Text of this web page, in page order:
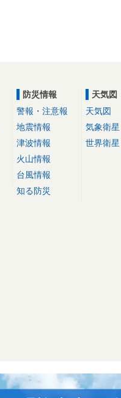
防災情報
警報・注意報
地震情報
津波情報
火山情報
台風情報
知る防災
天気図
天気図
気象衛星
世界衛星